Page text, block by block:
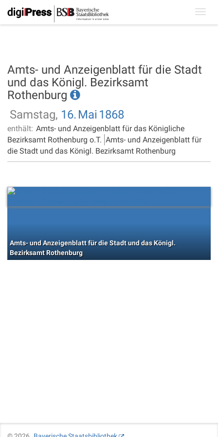
Amts- und Anzeigenblatt für die Stadt
und das Königl. Bezirksamt
Rothenburg
Samstag, 16. Mai 1868
enthält: Amts- und Anzeigenblatt für das Königliche
Bezirksamt Rothenburg o.T. Amts- und Anzeigenblatt für
die Stadt und das Königl. Bezirksamt Rothenburg
Amts- und Anzeigenblatt für die Stadt und das Königl.
Bezirksamt Rothenburg